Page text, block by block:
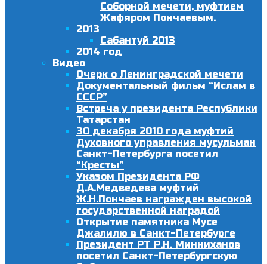
Соборной мечети, муфтием
Жафяром Пончаевым.
2013
Сабантуй 2013
2014 год
Видео
Очерк о Ленинградской мечети
Документальный фильм “Ислам в
СССР”
Встреча у президента Республики
Татарстан
30 декабря 2010 года муфтий
Духовного управления мусульман
Санкт-Петербурга посетил
“Кресты”
Указом Президента РФ
Д.А.Медведева муфтий
Ж.Н.Пончаев награжден высокой
государственной наградой
Открытие памятника Мусе
Джалилю в Санкт-Петербурге
Президент РТ Р.Н. Минниханов
посетил Санкт-Петербургскую